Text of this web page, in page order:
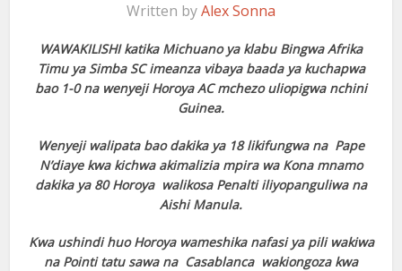
Written byAlex Sonna
WAWAKILISHI katika Michuano ya klabu Bingwa Afrika
Timu ya Simba SC imeanza vibaya baada ya kuchapwa
bao 1-0 na wenyeji Horoya AC mchezo uliopigwa nchini
Guinea.
Wenyeji walipata bao dakika ya 18 likifungwa na Pape
N’diaye kwa kichwa akimalizia mpira wa Kona mnamo
dakika ya 80 Horoya walikosa Penalti iliyopanguliwa na
Aishi Manula.
Kwa ushindi huo Horoya wameshika nafasi ya pili wakiwa
na Pointi tatu sawa na Casablanca wakiongoza kwa